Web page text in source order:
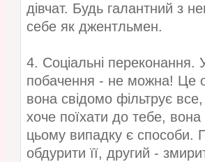
дівчат. Будь галантний з
себе як джентльмен.
4. Соціальні переконання.
побачення - не можна! Це
вона свідомо фільтрує
хоче поїхати до тебе, вона
цьому випадку є способи.
обдурити її, другий -